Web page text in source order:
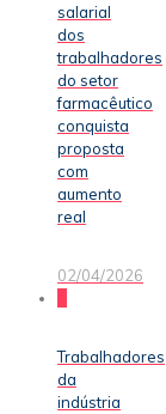
salarial
dos
trabalhadores
do setor
farmacêutico
conquista
proposta
com
aumento
real
02/04/2026
Trabalhadores
da
indústria